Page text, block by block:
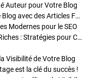
Auteur pour Votre Blog
Stratégies de Publication : Boostez Votre Blog avec des Articles Fréquents et Exclusifs
Modernes pour le SEO
Enrichir Vos Articles avec des Contenus Riches : Stratégies pour Captiver et Optimiser
Visibilité de Votre Blog
est la clé du succès !